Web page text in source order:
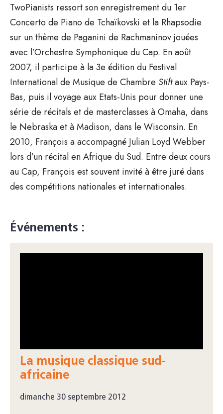
TwoPianists ressort son enregistrement du 1er
Concerto de Piano de Tchaïkovski et la Rhapsodie
sur un thème de Paganini de Rachmaninov jouées
avec l’Orchestre Symphonique du Cap. En août
2007, il participe à la 3e édition du Festival
International de Musique de Chambre Stiftaux Pays-
Bas, puis il voyage aux Etats-Unis pour donner une
série de récitals et de masterclasses à Omaha, dans
le Nebraska et à Madison, dans le Wisconsin. En
2010, François a accompagné Julian Loyd Webber
lors d’un récital en Afrique du Sud. Entre deux cours
au Cap, François est souvent invité à être juré dans
des compétitions nationales et internationales.
Événements :
La musique classique sud-
africaine
dimanche 30 septembre 2012